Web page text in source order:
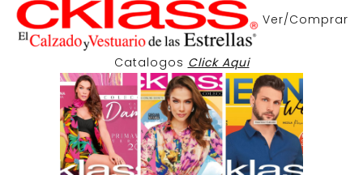
Ver/Comprar
Catalogos Click Aqui